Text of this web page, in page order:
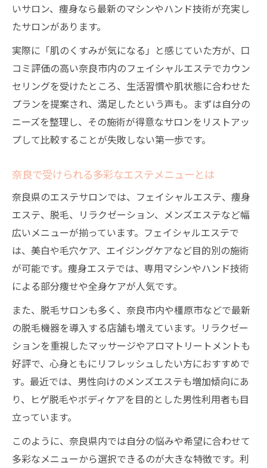
いサロン、痩身なら最新のマシンやハンド技術が充実し
たサロンがあります。
実際に「肌のくすみが気になる」と感じていた方が、口
コミ評価の高い奈良市内のフェイシャルエステでカウン
セリングを受けたところ、生活習慣や肌状態に合わせた
プランを提案され、満足したという声も。まずは自分の
ニーズを整理し、その施術が得意なサロンをリストアッ
プして比較することが失敗しない第一歩です。
奈良で受けられる多彩なエステメニューとは
奈良県のエステサロンでは、フェイシャルエステ、痩身
エステ、脱毛、リラクゼーション、メンズエステなど幅
広いメニューが揃っています。フェイシャルエステで
は、美白や毛穴ケア、エイジングケアなど目的別の施術
が可能です。痩身エステでは、専用マシンやハンド技術
による部分痩せや全身ケアが人気です。
また、脱毛サロンも多く、奈良市内や橿原市などで最新
の脱毛機器を導入する店舗も増えています。リラクゼー
ションを重視したマッサージやアロマトリートメントも
好評で、心身ともにリフレッシュしたい方におすすめで
す。最近では、男性向けのメンズエステも増加傾向にあ
り、ヒゲ脱毛やボディケアを目的とした男性利用者も目
立っています。
このように、奈良県内では自分の悩みや希望に合わせて
多彩なメニューから選択できるのが大きな特徴です。利